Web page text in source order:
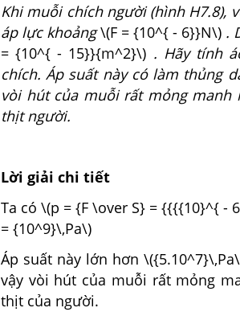
Khi muỗi chích người (hình H7.8),
áp lực khoảng\(F = {10^{ - 6}}N\) .
= {10^{ - 15}}{m^2}\) . Hãy tính
chích. Áp suất này có làm thủng
vòi hút của muỗi rất mỏng manh
thịt người.
Lời giải chi tiết
Ta có \(p = {F \over S} = {{{{10}^{
= {10^9}\,Pa\)
Áp suất này lớn hơn
vậy vòi hút của muỗi rất mỏng
thịt của người.